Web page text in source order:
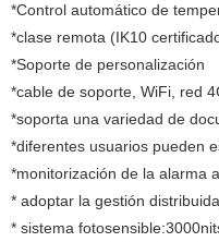
*Control automático de
*clase remota (IK10
*Soporte de personalización
*cable de soporte, WiFi, red
*soporta una variedad de
*diferentes usuarios pueden
*monitorización de la alarma
* adoptar la gestión
* sistema